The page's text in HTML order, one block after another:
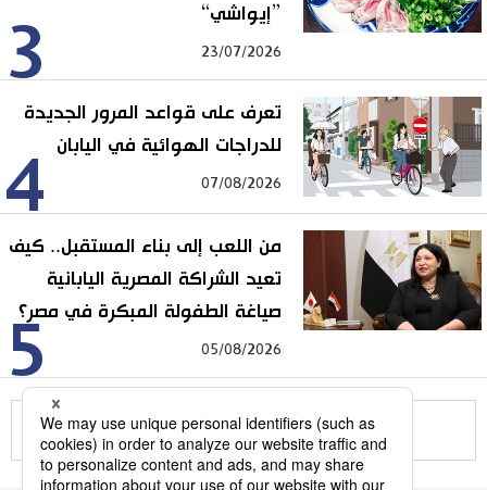
3
”إيواشي“
23/07/2026
4
تعرف على قواعد المرور الجديدة
للدراجات الهوائية في اليابان
07/08/2026
5
من اللعب إلى بناء المستقبل.. كيف
تعيد الشراكة المصرية اليابانية
صياغة الطفولة المبكرة في مصر؟
05/08/2026
للمزيد